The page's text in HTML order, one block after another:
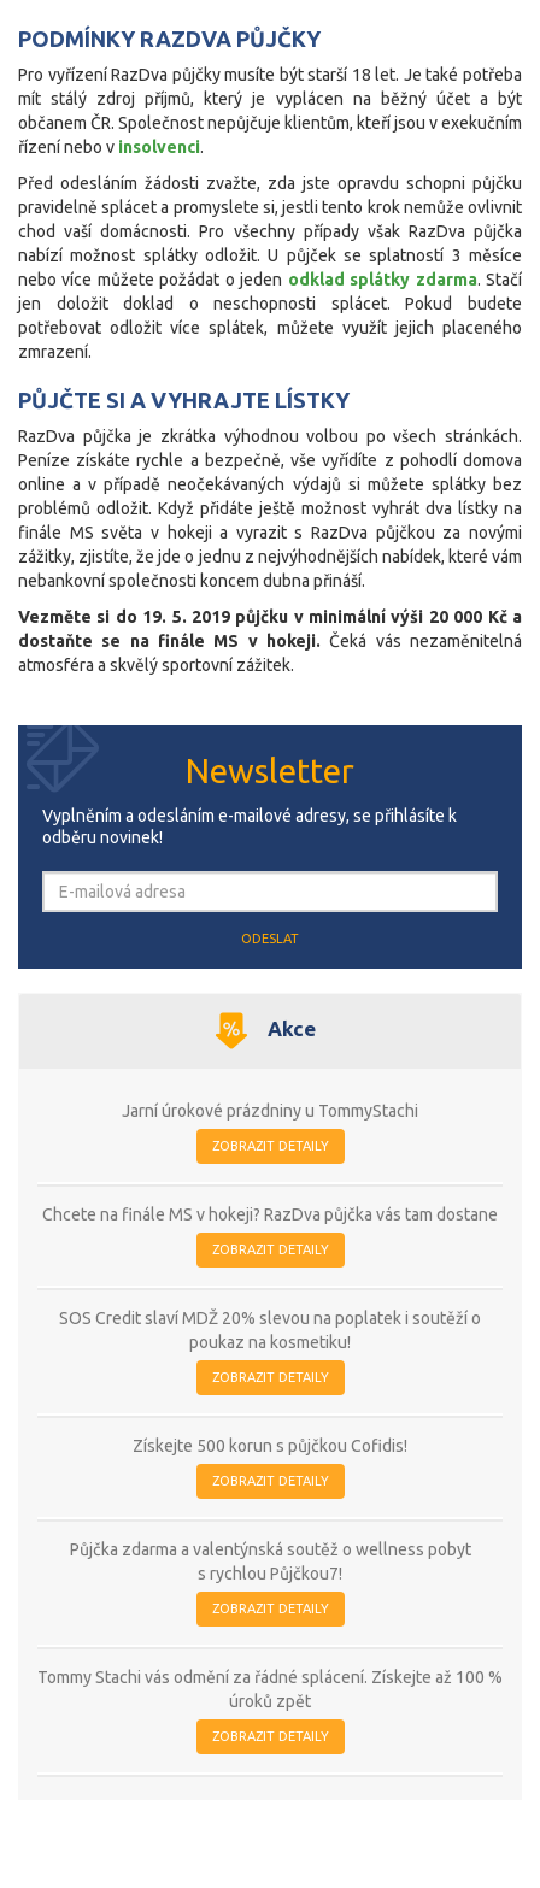
PODMÍNKY RAZDVA PŮJČKY
Pro vyřízení RazDva půjčky musíte být starší 18 let. Je také potřeba
mít stálý zdroj příjmů, který je vyplácen na běžný účet a být
občanem ČR. Společnost nepůjčuje klientům, kteří jsou v exekučním
řízení nebo v insolvenci.
Před odesláním žádosti zvažte, zda jste opravdu schopni půjčku
pravidelně splácet a promyslete si, jestli tento krok nemůže ovlivnit
chod vaší domácnosti. Pro všechny případy však RazDva půjčka
nabízí možnost splátky odložit. U půjček se splatností 3 měsíce
nebo více můžete požádat o jeden odklad splátky zdarma. Stačí
jen doložit doklad o neschopnosti splácet. Pokud budete
potřebovat odložit více splátek, můžete využít jejich placeného
zmrazení.
PŮJČTE SI A VYHRAJTE LÍSTKY
RazDva půjčka je zkrátka výhodnou volbou po všech stránkách.
Peníze získáte rychle a bezpečně, vše vyřídíte z pohodlí domova
online a v případě neočekávaných výdajů si můžete splátky bez
problémů odložit. Když přidáte ještě možnost vyhrát dva lístky na
finále MS světa v hokeji a vyrazit s RazDva půjčkou za novými
zážitky, zjistíte, že jde o jednu z nejvýhodnějších nabídek, které vám
nebankovní společnosti koncem dubna přináší.
Vezměte si do 19. 5. 2019 půjčku v minimální výši 20 000 Kč a
dostaňte se na finále MS v hokeji. Čeká vás nezaměnitelná
atmosféra a skvělý sportovní zážitek.
Newsletter
Vyplněním a odesláním e-mailové adresy, se přihlásíte k
odběru novinek!
Akce
Jarní úrokové prázdniny u TommyStachi
ZOBRAZIT DETAILY
Chcete na finále MS v hokeji? RazDva půjčka vás tam dostane
ZOBRAZIT DETAILY
SOS Credit slaví MDŽ 20% slevou na poplatek i soutěží o
poukaz na kosmetiku!
ZOBRAZIT DETAILY
Získejte 500 korun s půjčkou Cofidis!
ZOBRAZIT DETAILY
Půjčka zdarma a valentýnská soutěž o wellness pobyt
s rychlou Půjčkou7!
ZOBRAZIT DETAILY
Tommy Stachi vás odmění za řádné splácení. Získejte až 100 %
úroků zpět
ZOBRAZIT DETAILY